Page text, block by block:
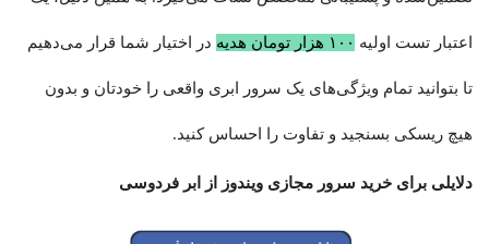
اعتبار تست اولیه ۱۰۰ هزار تومان هدیه در اختیار شما قرار می‌دهیم
تا بتوانید تمام ویژگی‌های یک سرور ابری واقعی را خودتان و بدون
هیچ ریسکی بسنجید و تفاوت را احساس کنید.
دلایلی برای خرید سرور مجازی ویندوز از ابر فردوسی